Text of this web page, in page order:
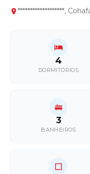
*******************,
4
DORMITÓRIOS
3
BANHEIROS